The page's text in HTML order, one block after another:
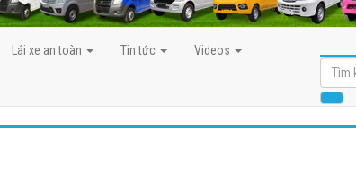
Lái xe an toàn Tin tức Videos